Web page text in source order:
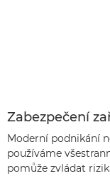
Zabezpečení
Moderní podnikání
používáme
pomůže zvládat